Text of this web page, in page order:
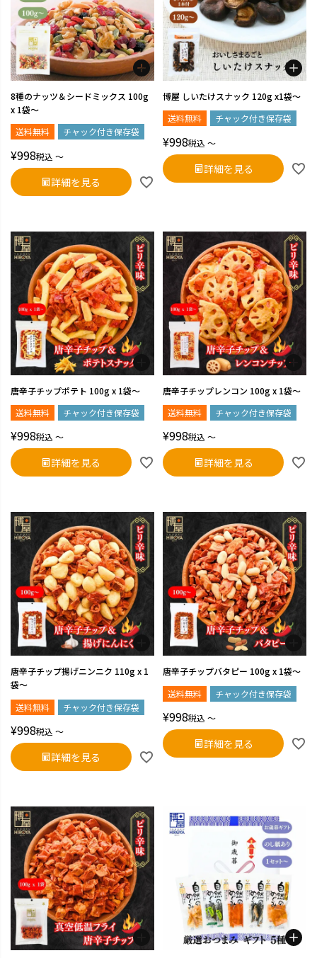
8種のナッツ＆シードミックス 100g
x 1袋～
送料無料
チャック付き保存袋
¥998税込 〜
詳細を見る
博屋 しいたけスナック 120g x1袋～
送料無料
チャック付き保存袋
¥998税込 〜
詳細を見る
唐辛子チップポテト 100g x 1袋～
送料無料
チャック付き保存袋
¥998税込 〜
詳細を見る
唐辛子チップレンコン 100g x 1袋～
送料無料
チャック付き保存袋
¥998税込 〜
詳細を見る
唐辛子チップ揚げニンニク 110g x 1
袋～
送料無料
チャック付き保存袋
¥998税込 〜
詳細を見る
唐辛子チップバタピー 100g x 1袋～
送料無料
チャック付き保存袋
¥998税込 〜
詳細を見る